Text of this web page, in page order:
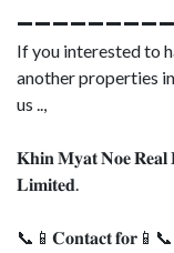
If you interested to
another properties
us ..,
𝐊𝐡𝐢𝐧 𝐌𝐲𝐚𝐭 𝐍𝐨𝐞 𝐑𝐞𝐚𝐥
𝐋𝐢𝐦𝐢𝐭𝐞𝐝.
📞📱𝐂𝐨𝐧𝐭𝐚𝐜𝐭 𝐟𝐨𝐫📱📞